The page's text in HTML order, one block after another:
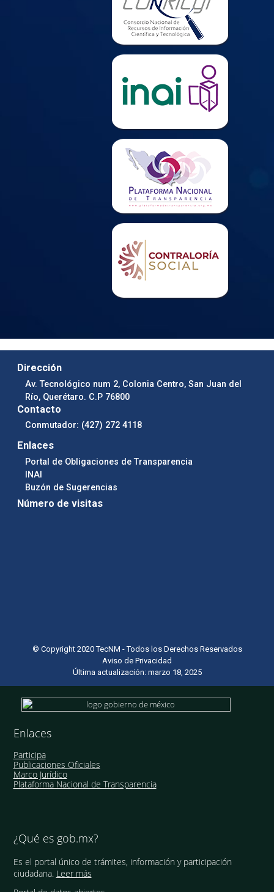
Dirección
Av. Tecnológico num 2, Colonia Centro, San Juan del
Río, Querétaro. C.P 76800
Contacto
Conmutador: (427) 272 4118
Enlaces
Portal de Obligaciones de Transparencia
INAI
Buzón de Sugerencias
Número de visitas
© Copyright 2020 TecNM - Todos los Derechos Reservados
Aviso de Privacidad
Última actualización: marzo 18, 2025
Enlaces
Participa
Publicaciones Oficiales
Marco Jurídico
Plataforma Nacional de Transparencia
¿Qué es gob.mx?
Es el portal único de trámites, información y participación
ciudadana. Leer más